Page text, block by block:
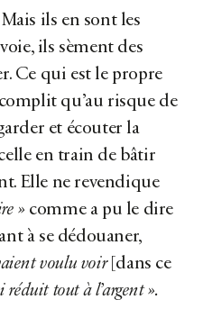
ils en sont les
ils sèment des
Ce qui est le propre
qu’au risque de
et écouter la
en train de bâtir
Elle ne revendique
» comme a pu le dire
à se dédouaner,
voulu voir[dans ce
tout à l’argent ».